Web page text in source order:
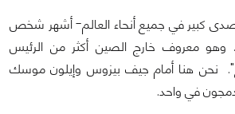
كبير في جميع أنحاء العالم- أشهر شخص
وهو معروف خارج الصين أكثر من الرئيس
نحن هنا أمام جيف بيزوس وإيلون موسك
في واحد.